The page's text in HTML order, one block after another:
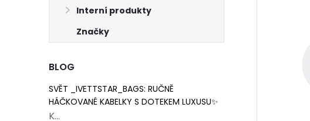
Interní produkty
Značky
BLOG
SVĚT _IVETTSTAR_BAGS: RUČNĚ
HÁČKOVANÉ KABELKY S DOTEKEM LUXUSU✨
K...